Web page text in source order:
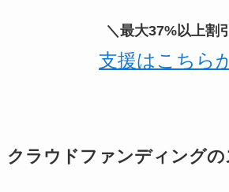
＼最大37%以上割
支援はこちら
クラウドファンディング